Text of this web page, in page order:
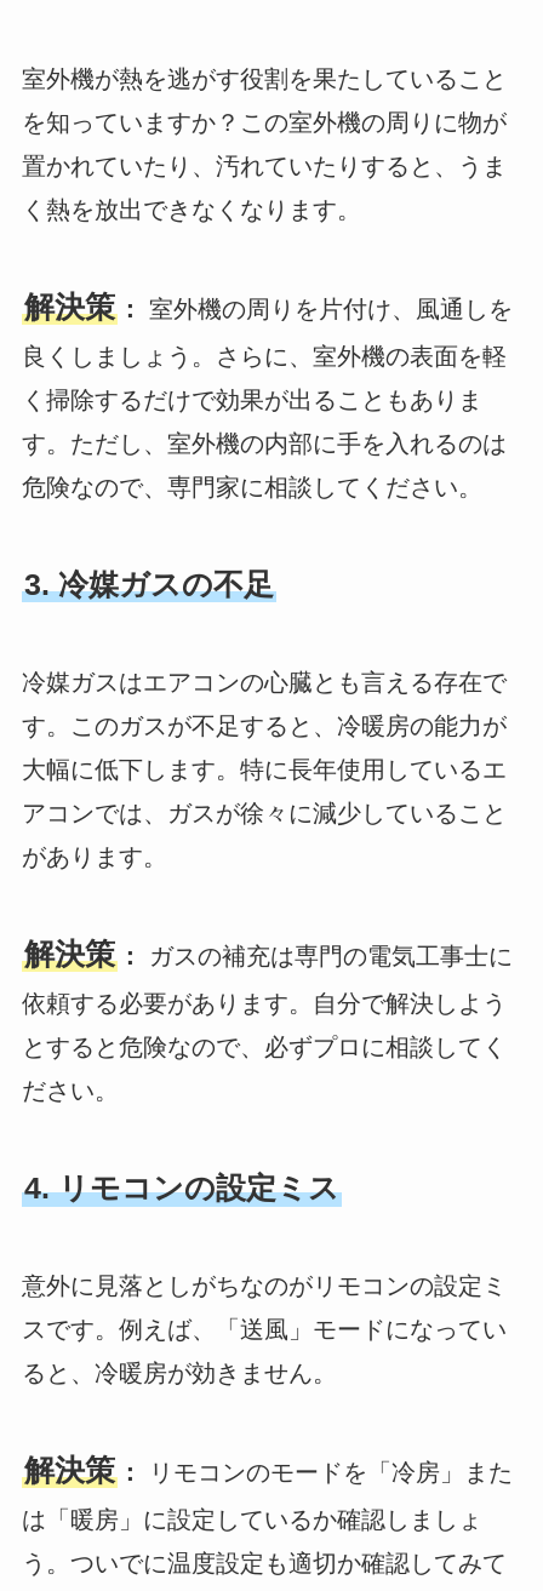
室外機が熱を逃がす役割を果たしていること
を知っていますか？この室外機の周りに物が
置かれていたり、汚れていたりすると、うま
く熱を放出できなくなります。
解決策：
室外機の周りを片付け、風通しを
良くしましょう。さらに、室外機の表面を軽
く掃除するだけで効果が出ることもありま
す。ただし、室外機の内部に手を入れるのは
危険なので、専門家に相談してください。
3. 冷媒ガスの不足
冷媒ガスはエアコンの心臓とも言える存在で
す。このガスが不足すると、冷暖房の能力が
大幅に低下します。特に長年使用しているエ
アコンでは、ガスが徐々に減少していること
があります。
解決策：
ガスの補充は専門の電気工事士に
依頼する必要があります。自分で解決しよう
とすると危険なので、必ずプロに相談してく
ださい。
4. リモコンの設定ミス
意外に見落としがちなのがリモコンの設定ミ
スです。例えば、「送風」モードになってい
ると、冷暖房が効きません。
解決策：
リモコンのモードを「冷房」また
は「暖房」に設定しているか確認しましょ
う。ついでに温度設定も適切か確認してみて